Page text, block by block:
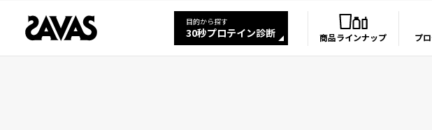
目的から探す
30秒プロテイン診断 商品ラインナップ プ